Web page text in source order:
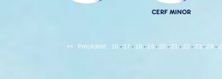
CERF MINOR
<< Précédent 16 - 17 - 18 - 19 - 20 - 21 - 22 - 23 - 24 -